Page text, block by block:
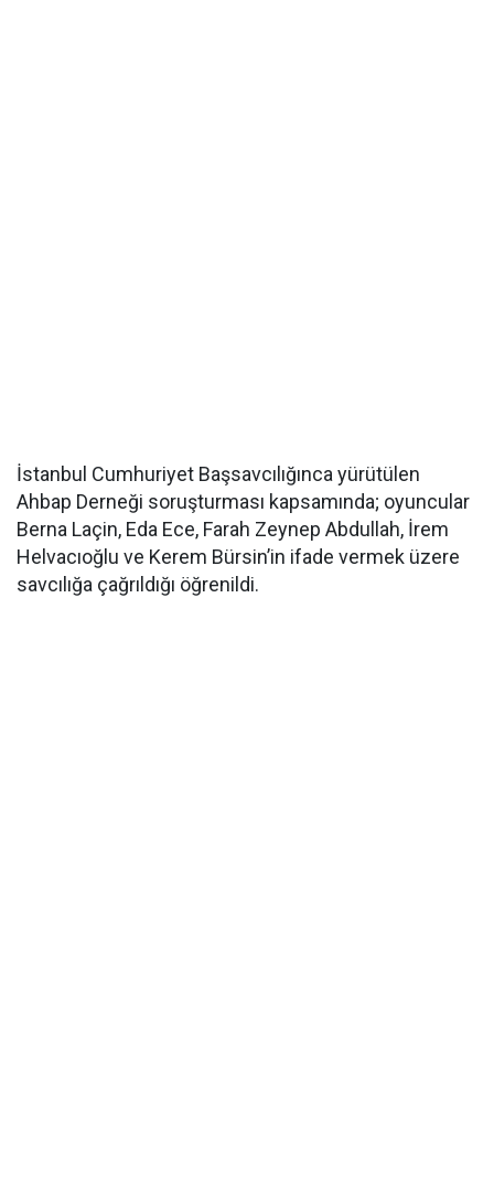
İstanbul Cumhuriyet Başsavcılığınca yürütülen
Ahbap Derneği soruşturması kapsamında; oyuncular
Berna Laçin, Eda Ece, Farah Zeynep Abdullah, İrem
Helvacıoğlu ve Kerem Bürsin’in ifade vermek üzere
savcılığa çağrıldığı öğrenildi.